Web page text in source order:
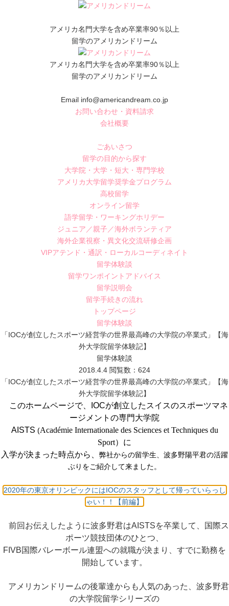
アメリカ名門大学を含め卒業率90％以上
留学のアメリカンドリーム
アメリカ名門大学を含め卒業率90％以上
留学のアメリカンドリーム
Email info@americandream.co.jp
お問い合わせ・資料請求
会社概要
ごあいさつ
留学の目的から探す
大学院・大学・短大・専門学校
アメリカ大学留学奨学金プログラム
高校留学
オンライン留学
語学留学・ワーキングホリデー
ジュニア／親子／海外ボランティア
海外企業視察・異文化交流研修企画
VIPアテンド・通訳・ローカルコーディネイト
留学体験談
留学ワンポイントアドバイス
留学説明会
留学手続きの流れ
トップページ
留学体験談
「IOCが創立したスポーツ経営学の世界最高峰の大学院の卒業式」【海
外大学院留学体験記】
留学体験談
2018.4.4 閲覧数：624
「IOCが創立したスポーツ経営学の世界最高峰の大学院の卒業式」【海
外大学院留学体験記】
このホームページで、IOCが創立したスイスのスポーツマネ
ージメントの専門大学院
AISTS (Académie Internationale des Sciences et Techniques du
Sport）に
入学が決まった時点から、 弊社からの留学生、波多野陽平君の活躍
ぶりをご紹介して来ました。
2020年の東京オリンピックにはIOCのスタッフとして帰っていらっし
ゃい！！【前編】
前回お伝えしたように波多野君はAISTSを卒業して、国際ス
ポーツ競技団体のひとつ、
FIVB国際バレーボール連盟への就職が決まり、すでに勤務を
開始しています。
アメリカンドリームの後輩達からも人気のあった、波多野君
の大学院留学シリーズの